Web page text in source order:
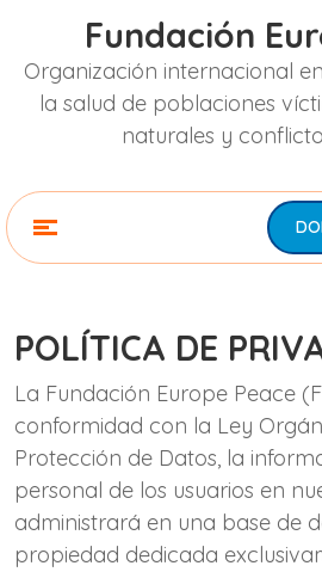
Fundación
Organización internacional
la salud de poblaciones
naturales y
POLÍTICA DE
La Fundación Europe Peace
conformidad con la Ley
Protección de Datos, la
personal de los usuarios en
administrará en una base de
propiedad dedicada